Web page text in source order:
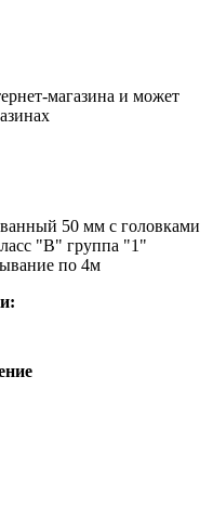
магазина и может
50 мм с головками
"В" группа "1"
по 4м